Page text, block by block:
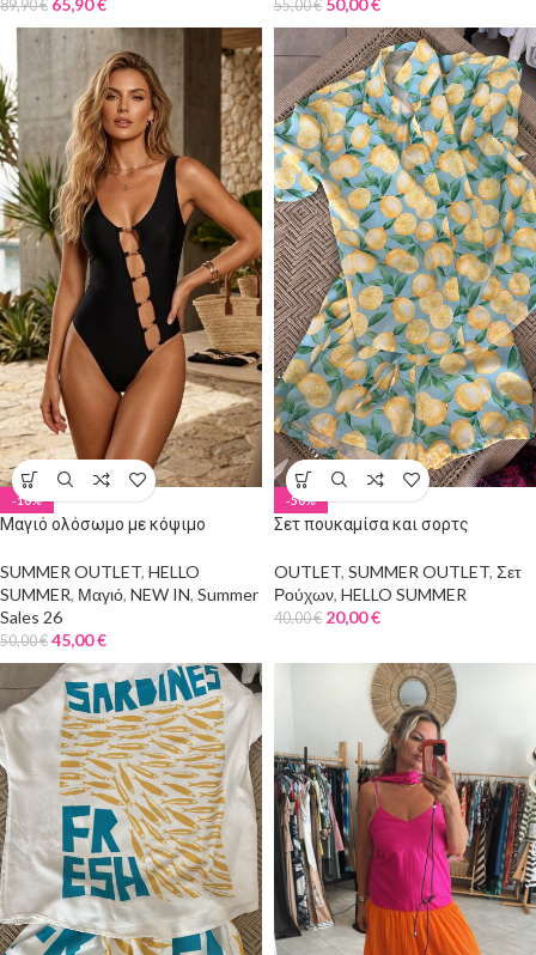
89,90€ 65,90€ 55,00€ 50,00€
-10%
Μαγιό ολόσωμο με κόψιμο
SUMMER OUTLET, HELLO
SUMMER, Μαγιό, NEW IN, Summer
Sales 26
50,00€ 45,00€
-50%
Σετ πουκαμίσα και σορτς
OUTLET, SUMMER OUTLET, Σετ
Ρούχων, HELLO SUMMER
40,00€ 20,00€